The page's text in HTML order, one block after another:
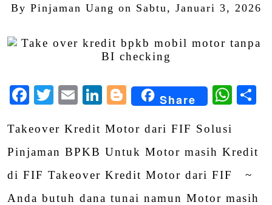
By Pinjaman Uang on Sabtu, Januari 3, 2026
Facebook
Twitter
EmailLinkedIn
Blogger
Share
Takeover Kredit Motor dari FIF Solusi
Pinjaman BPKB Untuk Motor masih Kredit
di FIF Takeover Kredit Motor dari FIF ~
Anda butuh dana tunai namun Motor masih